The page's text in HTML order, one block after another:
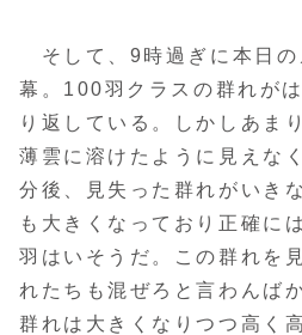
そして、9時過ぎに本日の
幕。100羽クラスの群れが
り返している。しかしあま
薄雲に溶けたように見えな
分後、見失った群れがいき
も大きくなっており正確に
羽はいそうだ。この群れを
れたちも混ぜろと言わんば
群れは大きくなりつつ高く